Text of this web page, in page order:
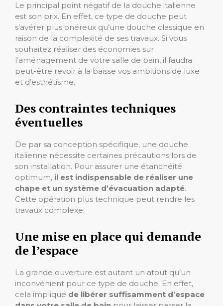
Le principal point négatif de la douche italienne
est son prix. En effet, ce type de douche peut
s’avérer plus onéreux qu’une douche classique en
raison de la complexité de ses travaux. Si vous
souhaitez réaliser des économies sur
l’aménagement de votre salle de bain, il faudra
peut-être revoir à la baisse vos ambitions de luxe
et d’esthétisme.
Des contraintes techniques
éventuelles
De par sa conception spécifique, une douche
italienne nécessite certaines précautions lors de
son installation. Pour assurer une étanchéité
optimum, il est indispensable de réaliser une
chape et un système d’évacuation adapté.
Cette opération plus technique peut rendre les
travaux complexe.
Une mise en place qui demande
de l’espace
La grande ouverture est autant un atout qu’un
inconvénient pour ce type de douche. En effet,
cela implique de libérer suffisamment d’espace